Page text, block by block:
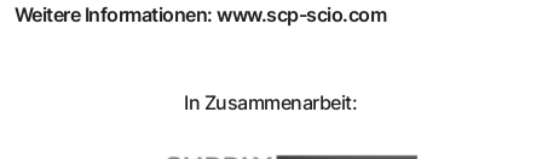
Weitere Informationen:www.scp-scio.com
In Zusammenarbeit: